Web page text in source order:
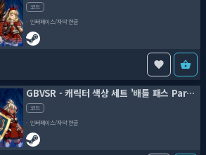
코드
인터페이스/자막 한글
GBVSR - 캐릭터 색상 세트 '배틀 패스 Part.1'
코드
인터페이스/자막 한글